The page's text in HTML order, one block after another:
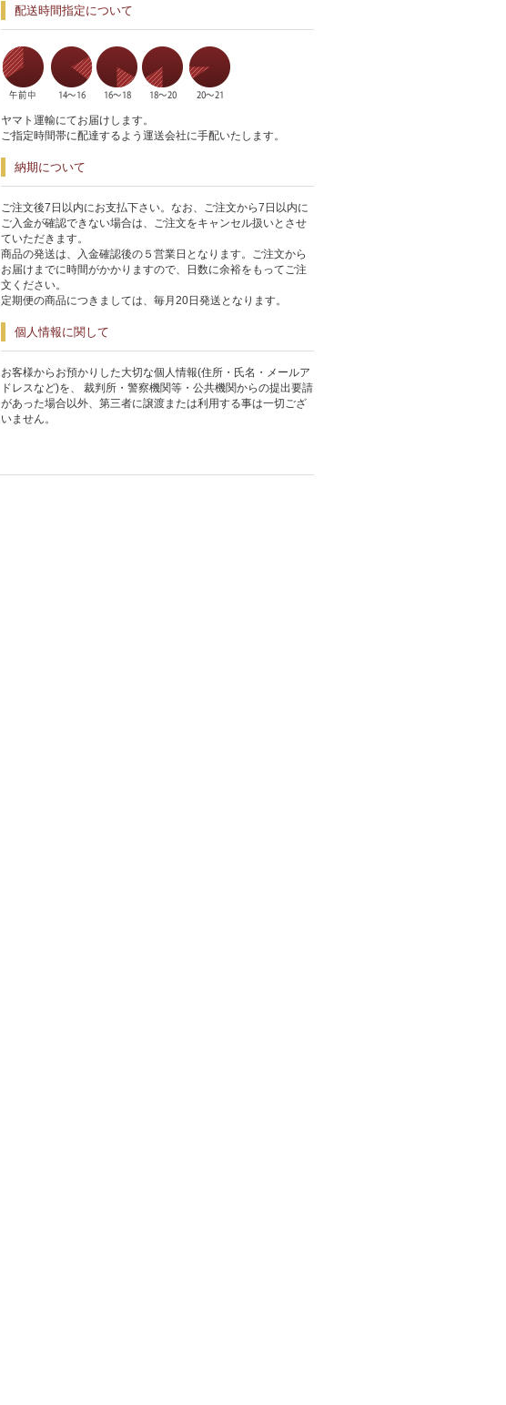
配送時間指定について
ヤマト運輸にてお届けします。
ご指定時間帯に配達するよう運送会社に手配いたします。
納期について
ご注文後7日以内にお支払下さい。なお、ご注文から7日以内に
ご入金が確認できない場合は、ご注文をキャンセル扱いとさせ
ていただきます。
商品の発送は、入金確認後の５営業日となります。ご注文から
お届けまでに時間がかかりますので、日数に余裕をもってご注
文ください。
定期便の商品につきましては、毎月20日発送となります。
個人情報に関して
お客様からお預かりした大切な個人情報(住所・氏名・メールア
ドレスなど)を、 裁判所・警察機関等・公共機関からの提出要請
があった場合以外、第三者に譲渡または利用する事は一切ござ
いません。